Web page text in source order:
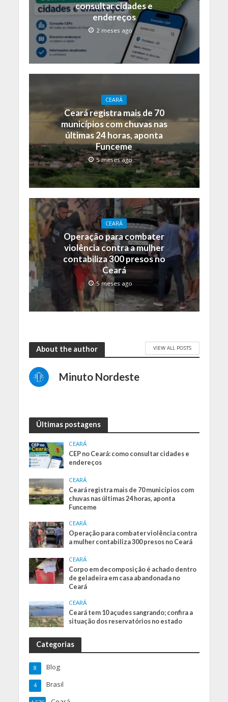
consultar cidades e
endereços
2 meses ago
CEARÁ
Ceará registra mais de 70
municípios com chuvas nas
últimas 24 horas, aponta
Funceme
5 meses ago
CEARÁ
Operação para combater
violência contra a mulher
contabiliza 300 presos no
Ceará
5 meses ago
About the author VIEW ALL POSTS
Minuto Nordeste
Últimas postagens
CEARÁ
CEP no Ceará: como consultar cidades e
endereços
CEARÁ
Ceará registra mais de 70 municípios com
chuvas nas últimas 24 horas, aponta
Funceme
CEARÁ
Operação para combater violência contra
a mulher contabiliza 300 presos no Ceará
CEARÁ
Corpo em decomposição é achado dentro
de geladeira em casa abandonada no
Ceará
CEARÁ
Ceará tem 10 açudes sangrando; confira a
situação dos reservatórios no estado
Categorias
Blog
8
Brasil
4